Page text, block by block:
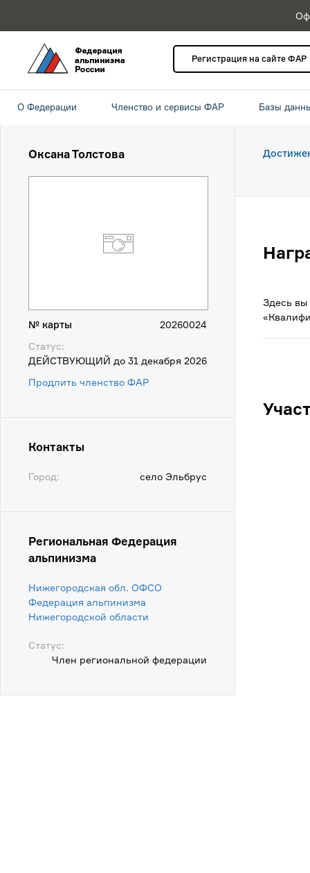
Регистрация на сайте ФАР
О Федерации Членство и сервисы ФАР Базы
Оксана Толстова
№ карты
20260024
Статус:
ДЕЙСТВУЮЩИЙ до 31 декабря 2026
Продлить членство ФАР
Контакты
Город: село Эльбрус
Региональная Федерация
альпинизма
Нижегородская обл. ОФСО
Федерация альпинизма
Нижегородской области
Статус:
Член региональной федерации
Здесь вы